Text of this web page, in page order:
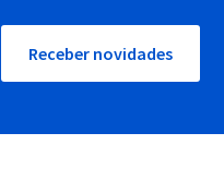
Receber novidades